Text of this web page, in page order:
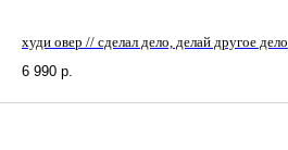
худи овер // сделал дело, делай другое дело
6 990 р.